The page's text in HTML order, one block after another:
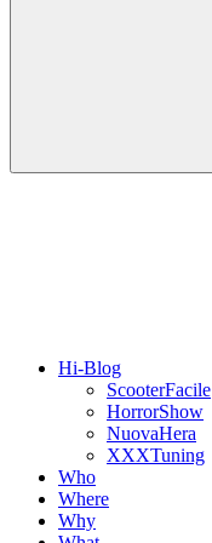
Hi-Blog
ScooterFacile
HorrorShow
NuovaHera
XXXTuning
Who
Where
Why